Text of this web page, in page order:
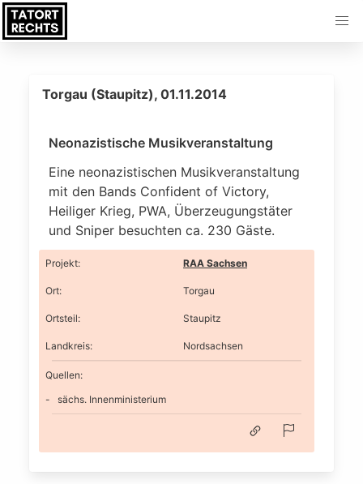
Torgau (Staupitz), 01.11.2014
Neonazistische Musikveranstaltung
Eine neonazistischen Musikveranstaltung
mit den Bands Confident of Victory,
Heiliger Krieg, PWA, Überzeugungstäter
und Sniper besuchten ca. 230 Gäste.
Projekt: RAA Sachsen
Ort: Torgau
Ortsteil: Staupitz
Landkreis: Nordsachsen
Quellen:
sächs. Innenministerium